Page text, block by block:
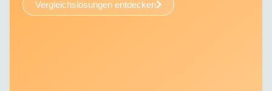
Vergleichslösungen entdecken